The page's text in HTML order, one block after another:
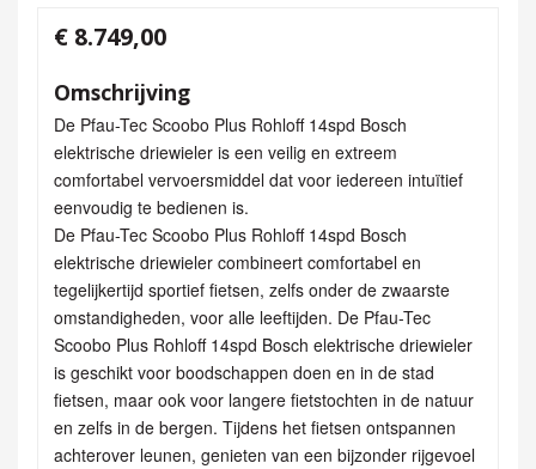
€ 8.749,00
Omschrijving
De Pfau-Tec Scoobo Plus Rohloff 14spd Bosch
elektrische driewieler is een veilig en extreem
comfortabel vervoersmiddel dat voor iedereen intuïtief
eenvoudig te bedienen is.
De Pfau-Tec Scoobo Plus Rohloff 14spd Bosch
elektrische driewieler combineert comfortabel en
tegelijkertijd sportief fietsen, zelfs onder de zwaarste
omstandigheden, voor alle leeftijden. De Pfau-Tec
Scoobo Plus Rohloff 14spd Bosch elektrische driewieler
is geschikt voor boodschappen doen en in de stad
fietsen, maar ook voor langere fietstochten in de natuur
en zelfs in de bergen. Tijdens het fietsen ontspannen
achterover leunen, genieten van een bijzonder rijgevoel